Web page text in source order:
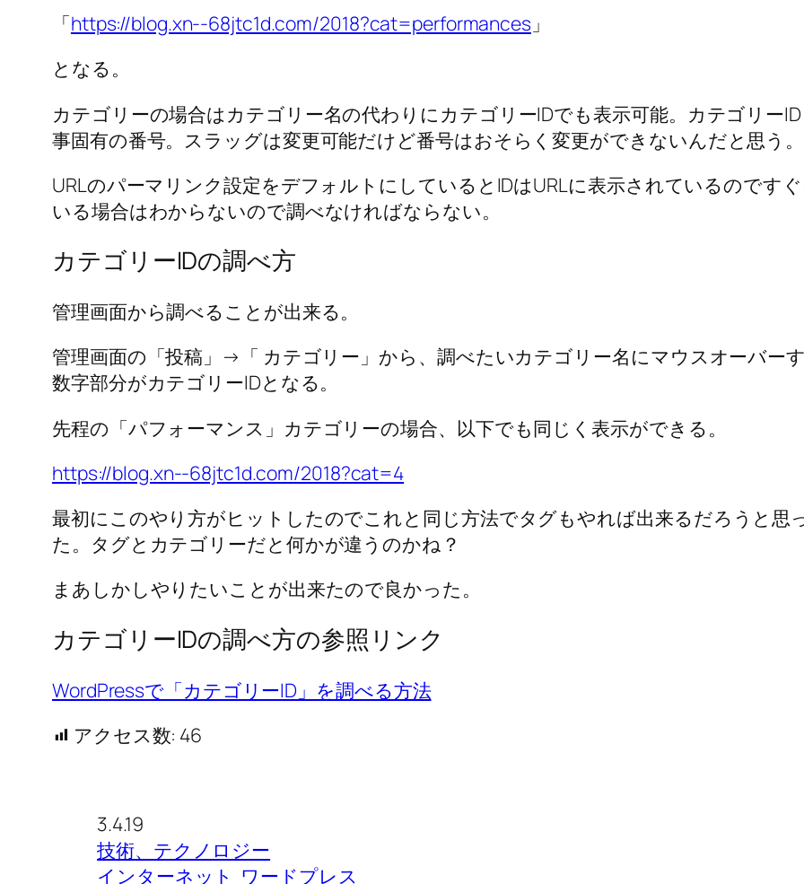
「https://blog.xn--68jtc1d.com/2018?cat=performances 」
となる。
カテゴリーの場合はカテゴリー名の代わりにカテゴリーIDでも表示可能。カテゴリー
事固有の番号。スラッグは変更可能だけど番号はおそらく変更ができないんだと思う。
URLのパーマリンク設定をデフォルトにしているとIDはURLに表示されているのです
いる場合はわからないので調べなければならない。
カテゴリーIDの調べ方
管理画面から調べることが出来る。
管理画面の「投稿」→「 カテゴリー」から、調べたいカテゴリー名にマウスオーバー
数字部分がカテゴリーIDとなる。
先程の「パフォーマンス」カテゴリーの場合、以下でも同じく表示ができる。
https://blog.xn--68jtc1d.com/2018?cat=4
最初にこのやり方がヒットしたのでこれと同じ方法でタグもやれば出来るだろうと思
た。タグとカテゴリーだと何かが違うのかね？
まあしかしやりたいことが出来たので良かった。
カテゴリーIDの調べ方の参照リンク
WordPressで「カテゴリーID」を調べる方法
アクセス数: 46
3.4.19
技術、テクノロジー
インターネット ワードプレス